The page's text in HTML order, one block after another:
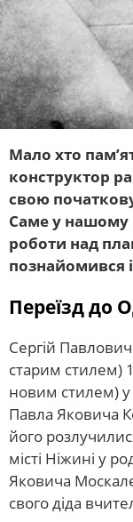
Мало хто
конструктор
свою
Саме у нашому
роботи над
познайомився
Переїзд до
Сергій
старим стилем)
новим стилем) у
Павла Яковича
його
місті Ніжині у
Яковича
свого діда